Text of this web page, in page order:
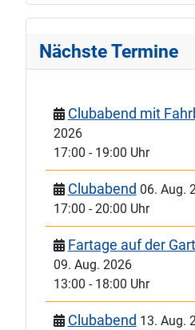
Nächste Termine
Clubabend mit
2026
17:00 - 19:00 Uhr
Clubabend 06. Aug.
17:00 -20:00 Uhr
Fartage auf der
09. Aug. 2026
13:00 - 18:00 Uhr
Clubabend 13. Aug.